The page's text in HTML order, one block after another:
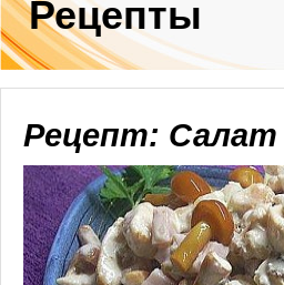
Рецепты
Рецепт: Салат